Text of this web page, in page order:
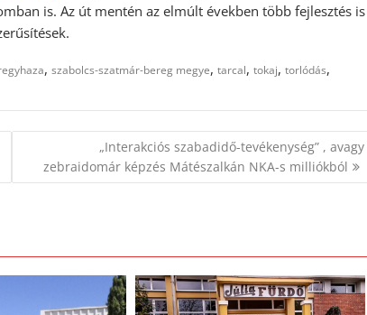
is. Az út mentén az elmúlt években több fejlesztés is
, szabolcs-szatmár-bereg megye, tarcal, tokaj, torlódás,
„Interakciós szabadidő-tevékenység” , avagy
zebraidomár képzés Mátészalkán NKA-s milliókból